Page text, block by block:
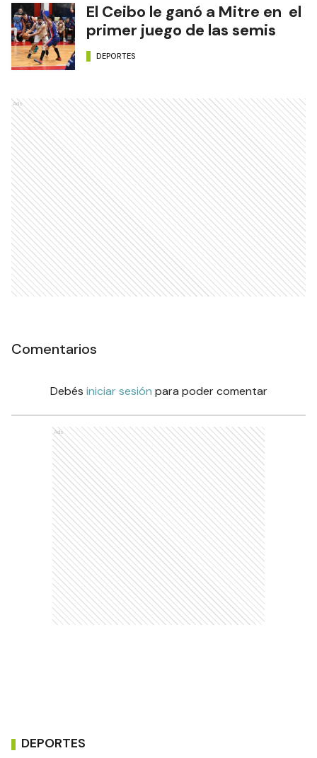
El Ceibo le ganó a Mitre en el
primer juego de las semis
DEPORTES
Ads
Comentarios
Debés iniciar sesión para poder comentar
Ads
DEPORTES